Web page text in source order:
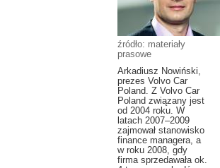
źródło: materiały
prasowe
Arkadiusz Nowiński,
prezes Volvo Car
Poland. Z Volvo Car
Poland związany jest
od 2004 roku. W
latach 2007–2009
zajmował stanowisko
finance managera, a
w roku 2008, gdy
firma sprzedawała ok.